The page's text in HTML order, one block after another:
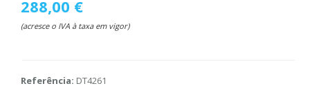
288,00 €
(acresce o IVA à taxa em vigor)
Referência: DT4261